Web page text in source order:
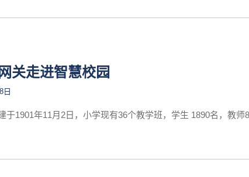
关走进智慧校园
日
于1901年11月2日，小学现有36个教学班，学生 1890名，教